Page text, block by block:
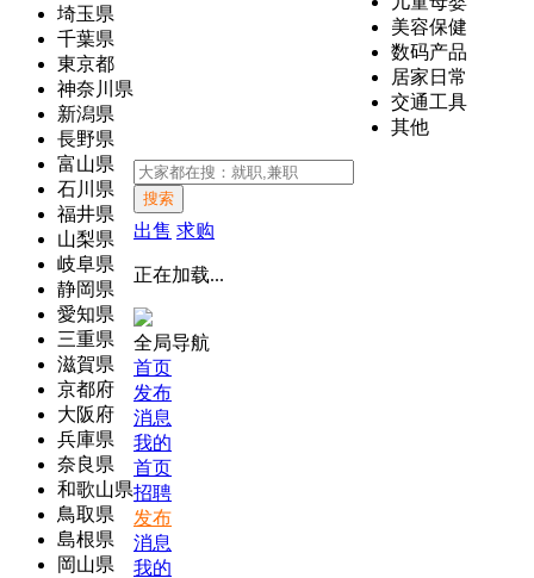
埼玉県
千葉県
東京都
神奈川県
新潟県
長野県
富山県
石川県
福井県
山梨県
岐阜県
静岡県
愛知県
三重県
滋賀県
京都府
大阪府
兵庫県
奈良県
和歌山県
鳥取県
島根県
岡山県
美容保健
数码产品
居家日常
交通工具
其他
搜索
出售 求购
正在加载...
全局导航
首页
发布
消息
我的
首页
招聘
发布
消息
我的